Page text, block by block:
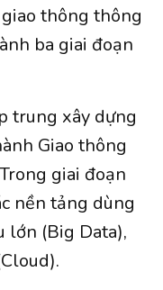
thông thông
ba giai đoạn
trung xây dựng
Giao thông
giai đoạn
nền tảng dùng
lớn (Big Data),